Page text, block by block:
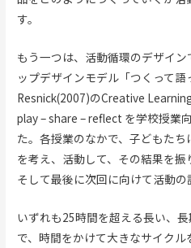
す。
もう一つは、活動循環のデザイ
ップデザインモデル「つくって語
Resnick(2007)のCreative
play – share – reflect を学校授業
た。各授業のなかで、子どもた
を考え、活動して、その結果を振
そして最後に次回に向けて活動の
いずれも25時間を超える長い、
で、時間をかけて大きなサイク